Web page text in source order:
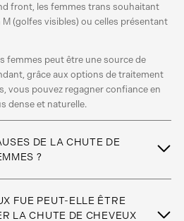
front, les femmes trans souhaitant
(golfes visibles) ou celles présentant
femmes peut être une source de
grâce aux options de traitement
vous pouvez regagner confiance en
dense et naturelle.
DE LA CHUTE DE
?
femmes peut être causée par divers
hormonaux (comme ceux qui se
le stress, une mauvaise
FUE PEUT-ELLE ÊTRE
LA CHUTE DE CHEVEUX